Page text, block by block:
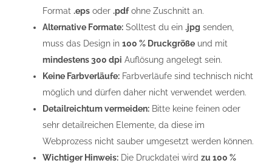
Format .epsoder .pdfohne Zuschnitt an.
Alternative Formate:Solltest du ein .jpg senden,
muss das Design in 100 % Druckgrößeund mit
mindestens 300 dpi Auflösung angelegt sein.
Keine Farbverläufe:Farbverläufe sind technisch nicht
möglich und dürfen daher nicht verwendet werden.
Detailreichtum vermeiden:Bitte keine feinen oder
sehr detailreichen Elemente, da diese im
Webprozess nicht sauber umgesetzt werden können.
Wichtiger Hinweis:Die Druckdatei wird zu 100 %